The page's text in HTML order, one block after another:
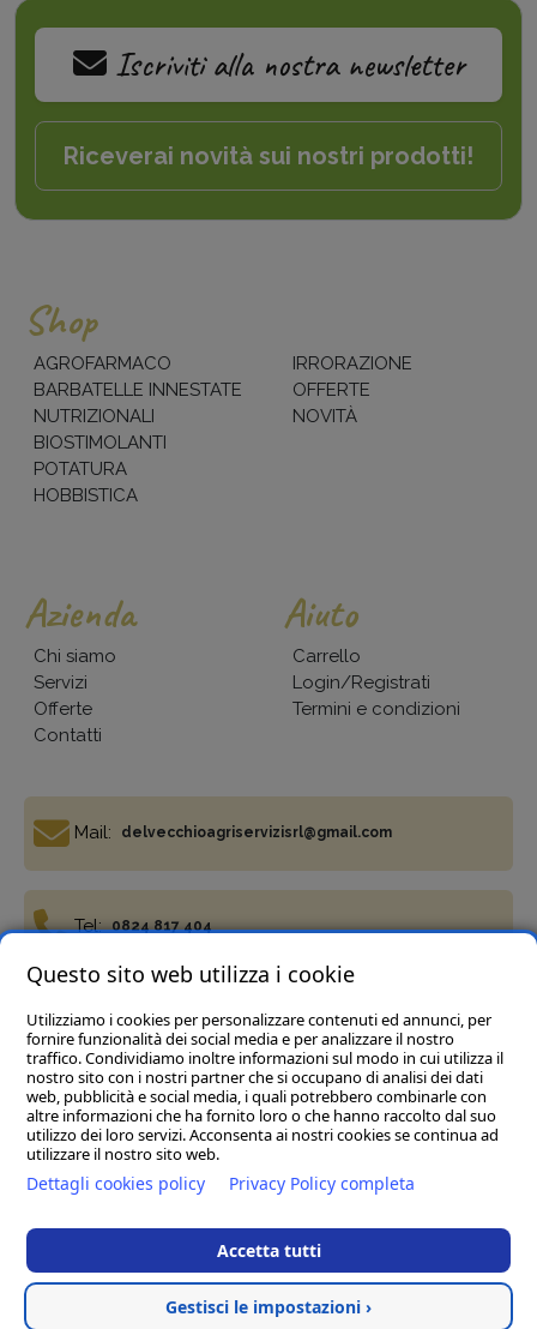
Iscriviti alla nostra newsletter
Riceverai novità sui nostri prodotti!
Shop
AGROFARMACO
BARBATELLE INNESTATE
NUTRIZIONALI
BIOSTIMOLANTI
POTATURA
HOBBISTICA
IRRORAZIONE
OFFERTE
NOVITÀ
Azienda
Chi siamo
Servizi
Offerte
Contatti
Aiuto
Carrello
Login/Registrati
Termini e condizioni
Mail: delvecchioagriservizisrl@gmail.com
Tel: 0824 817 404
Fax: 0824 817 977
Del Vecchio Agriservizi Srl
- C.da Tre Pietre, snc, 82034
Guardia Sanframondi (BN) P.IVA 01472040623
Rea BN123197 Cap.soc € 45.000,00 i.v. - Pec :
delvecchioagriservizisrl@legalmail.it
Hosted & created by
Questo sito web utilizza i cookie
Utilizziamo i cookies per personalizzare contenuti ed annunci, per
fornire funzionalità dei social media e per analizzare il nostro
traffico. Condividiamo inoltre informazioni sul modo in cui utilizza il
nostro sito con i nostri partner che si occupano di analisi dei dati
web, pubblicità e social media, i quali potrebbero combinarle con
altre informazioni che ha fornito loro o che hanno raccolto dal suo
utilizzo dei loro servizi. Acconsenta ai nostri cookies se continua ad
utilizzare il nostro sito web.
Dettagli cookies policy Privacy Policy completa
Accetta tutti
Gestisci le impostazioni ›